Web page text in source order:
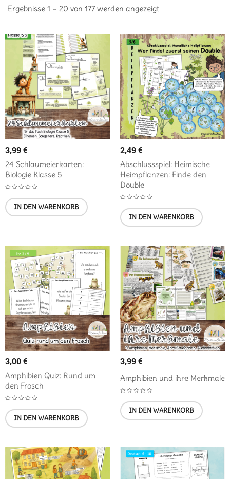
Ergebnisse 1 – 20 von 177 werden angezeigt
3,99€
24 Schlaumeierkarten:
Biologie Klasse 5
IN DEN WARENKORB
2,49€
Abschlussspiel: Heimische
Heimpflanzen: Finde den
Double
IN DEN WARENKORB
3,00€
Amphibien Quiz: Rund um
den Frosch
IN DEN WARENKORB
3,99€
Amphibien und ihre Merkmale
IN DEN WARENKORB